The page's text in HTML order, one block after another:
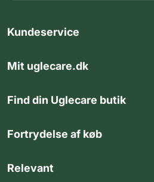
Kundeservice
Mit uglecare.dk
Find din Uglecare butik
Fortrydelse af køb
Relevant